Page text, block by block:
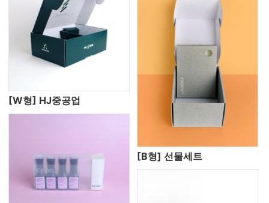
[W형] HJ중공업
[B형] 선물세트